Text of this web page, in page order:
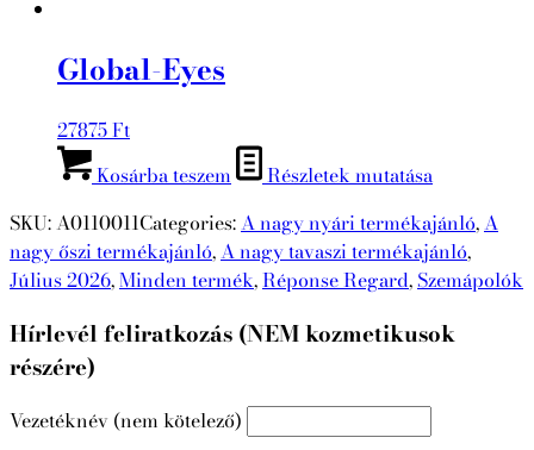
Global-Eyes
27875Ft
Kosárba teszem
Részletek mutatása
SKU:A0110011Categories:A nagy nyári termékajánló,A
nagy őszi termékajánló,A nagy tavaszi termékajánló,
Július 2026,Minden termék,Réponse Regard,Szemápolók
Hírlevél feliratkozás (NEM kozmetikusok
részére)
Vezetéknév (nem kötelező)